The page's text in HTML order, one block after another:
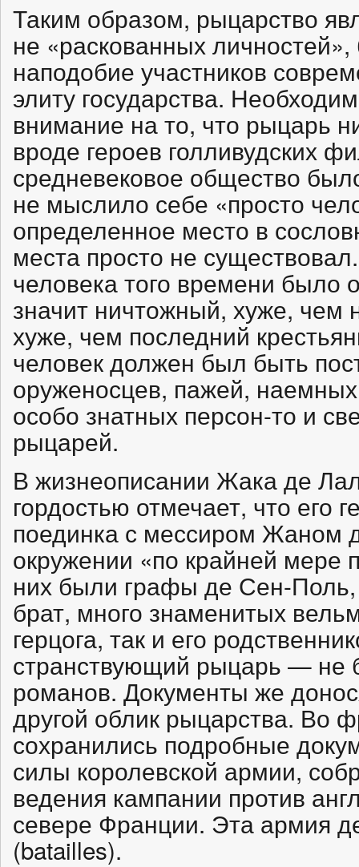
Таким образом, рыцарство
не «раскованных
наподобие участников
элиту государства.
внимание на то, что рыцарь
вроде героев голливудских
средневековое общество
не мыслило себе «просто
определенное место в
места просто не
человека того времени
значит ничтожный, хуже,
хуже, чем последний
человек должен был быть
оруженосцев, пажей,
особо знатных персон-то и
рыцарей.
В жизнеописании Жака де
гордостью отмечает, что его
поединка с мессиром Жаном
окружении «по крайней мере
них были графы де Сен-
брат, много знаменитых
герцога, так и его
странствующий рыцарь — не
романов. Документы же
другой облик рыцарства. Во
сохранились подробные
силы королевской армии,
ведения кампании против
севере Франции. Эта армия
(batailles).